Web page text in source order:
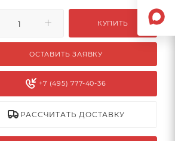
КУПИТЬ
ОСТАВИТЬ ЗАЯВКУ
+7 (495) 777-40-36
РАССЧИТАТЬ ДОСТАВКУ